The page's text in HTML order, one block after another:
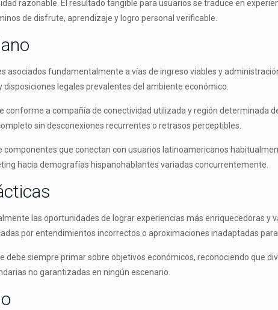
razonable. El resultado tangible para usuarios se traduce en
de disfrute, aprendizaje y logro personal verificable.
asociados fundamentalmente a vías de ingreso viables y
legales prevalentes del ambiente económico.
a compañía de conectividad utilizada y región determinada
sin desconexiones recurrentes o retrasos perceptibles.
que conectan con usuarios latinoamericanos
hacia demografías hispanohablantes variadas concurrentemente.
las oportunidades de lograr experiencias más enriquecedoras y
por entendimientos incorrectos o aproximaciones inadaptadas
siempre primar sobre objetivos económicos, reconociendo que
no garantizadas en ningún escenario.